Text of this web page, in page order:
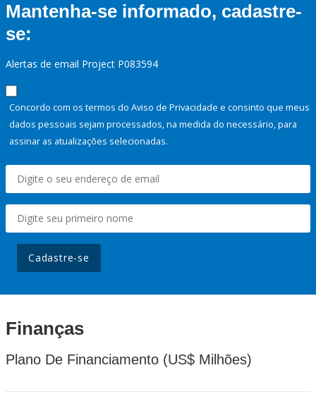
Mantenha-se informado, cadastre-
se:
Alertas de email Project P083594
Concordo com os termos do Aviso de Privacidade e consinto que meus
dados pessoais sejam processados, na medida do necessário, para
assinar as atualizações selecionadas.
Cadastre-se
Finanças
Plano De Financiamento (US$ Milhões)